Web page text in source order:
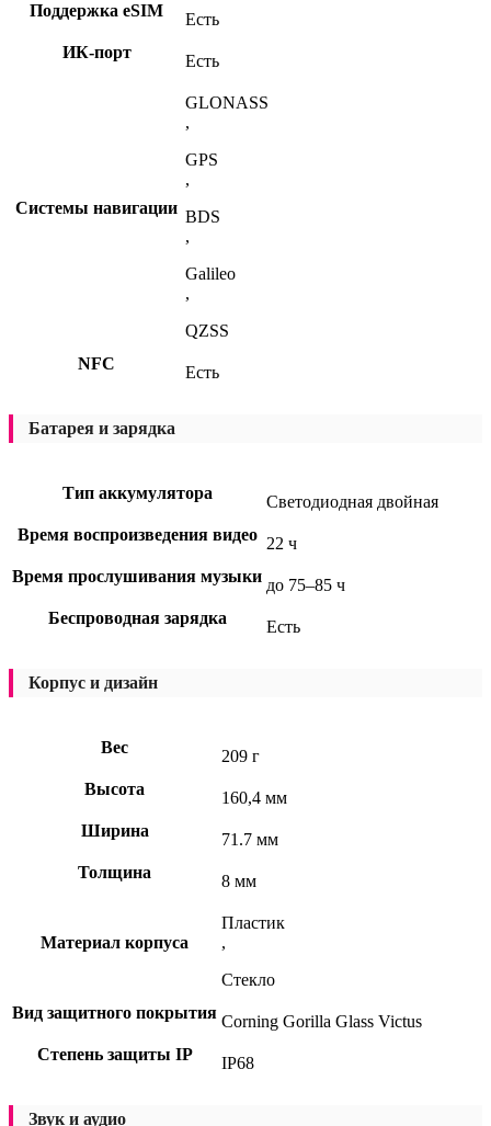
Поддержка eSIM
Есть
ИК-порт
Есть
Системы навигации
GLONASS
,
GPS
,
BDS
,
Galileo
,
QZSS
NFC
Есть
Батарея и зарядка
Тип аккумулятора
Светодиодная двойная
Время воспроизведения видео 22 ч
Время прослушивания музыки до 75–85 ч
Беспроводная зарядка
Есть
Корпус и дизайн
Вес
209 г
Высота
160,4 мм
Ширина
71.7 мм
Толщина
8 мм
Материал корпуса
Пластик
,
Стекло
Вид защитного покрытия Corning Gorilla Glass Victus
Степень защиты IP
IP68
Звук и аудио